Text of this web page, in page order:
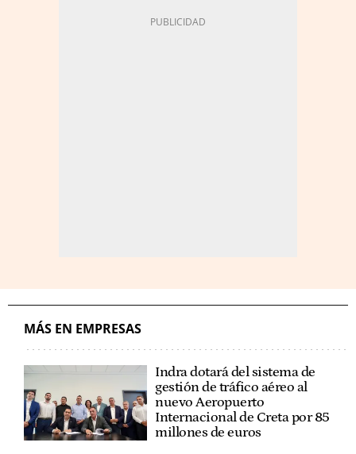
MÁS EN EMPRESAS
Indra dotará del sistema de
gestión de tráfico aéreo al
nuevo Aeropuerto
Internacional de Creta por 85
millones de euros